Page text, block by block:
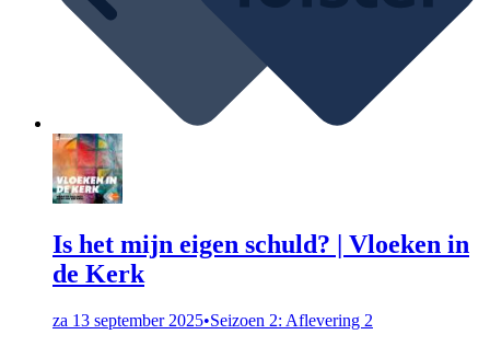
Is het mijn eigen schuld? | Vloeken in
de Kerk
za 13 september 2025•Seizoen 2: Aflevering 2